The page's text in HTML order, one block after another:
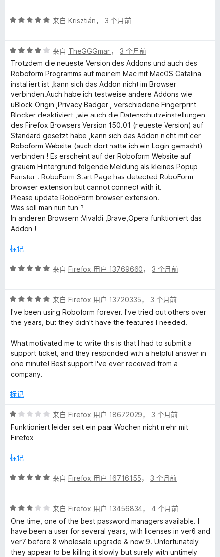
/评
/
5
来自 Krisztián， 3 个月前
评
分
4
/
5
来自 TheGGGman， 3 个月前
Trotzdem die neueste Version des Addons und auch des
Roboform Programms auf meinem Mac mit MacOS Catalina
installiert ist ,kann sich das Addon nicht im Browser
verbinden.Auch habe ich testweise andere Addons wie
uBlock Origin ,Privacy Badger , verschiedene Fingerprint
Blocker deaktiviert ,wie auch die Datenschutzeinstellungen
des Firefox Browsers Version 150.01 (neueste Version) auf
Standard gesetzt habe ,kann sich das Addon nicht mit der
Roboform Website (auch dort hatte ich ein Login gemacht)
verbinden ! Es erscheint auf der Roboform Website auf
grauem Hintergrund folgende Meldung als kleines Popup
Fenster : RoboForm Start Page has detected RoboForm
browser extension but cannot connect with it.
Please update RoboForm browser extension.
Was soll man nun tun ?
In anderen Browsern :Vivaldi ,Brave,Opera funktioniert das
Addon !
标记
评
/
5
来自 Firefox 用户 13769660， 3 个月前
评
分
5
5
来自 Firefox 用户 13720335， 3 个月前
I've been using Roboform forever. I've tried out others over
the years, but they didn't have the features I needed.
What motivated me to write this is that I had to submit a
support ticket, and they responded with a helpful answer in
one minute! Best support I've ever received from a
company.
标记
评
分
1
5
来自 Firefox 用户 18672029， 3 个月前
Funktioniert leider seit ein paar Wochen nicht mehr mit
Firefox
标记
评
/
5
来自 Firefox 用户 16716155， 3 个月前
评
分
3
/
5
来自 Firefox 用户 13456834， 4 个月前
One time, one of the best password managers available. I
have been a user for several years, with licenses in ver6 and
ver7 before 8 wholesale upgrade & now 9. Unfortunately
they appear to be killing it slowly but surely with untimely